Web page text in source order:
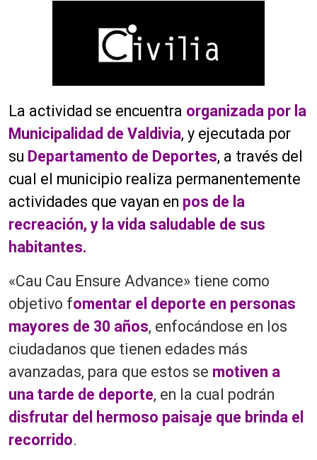
La actividad se encuentra organizada por la
Municipalidad de Valdivia, y ejecutada por
su Departamento de Deportes, a través del
cual el municipio realiza permanentemente
actividades que vayan en pos de la
recreación, y la vida saludable de sus
habitantes.
«Cau Cau Ensure Advance» tiene como
objetivo fomentar el deporte en personas
mayores de 30 años, enfocándose en los
ciudadanos que tienen edades más
avanzadas, para que estos se motiven a
una tarde de deporte, en la cual podrán
disfrutar del hermoso paisaje que brinda el
recorrid o.